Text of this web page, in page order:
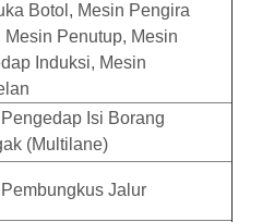
Botol, Mesin Pengira
Mesin Penutup, Mesin
Induksi, Mesin
Isi Borang
(Multilane)
Jalur